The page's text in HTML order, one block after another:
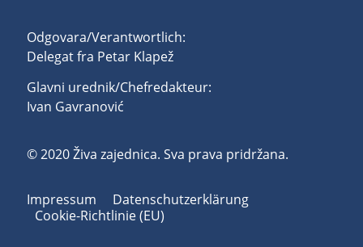
Odgovara/Verantwortlich:
Delegat fra Petar Klapež
Glavni urednik/Chefredakteur:
Ivan Gavranović
© 2020 Živa zajednica. Sva prava pridržana.
Impressum
Datenschutzerklärung
Cookie-Richtlinie (EU)